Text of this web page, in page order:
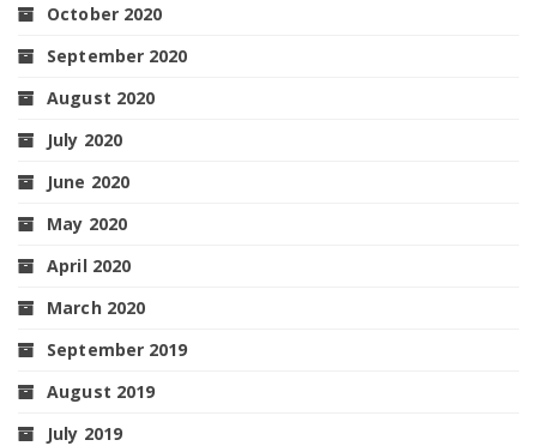
October 2020
September 2020
August 2020
July 2020
June 2020
May 2020
April 2020
March 2020
September 2019
August 2019
July 2019